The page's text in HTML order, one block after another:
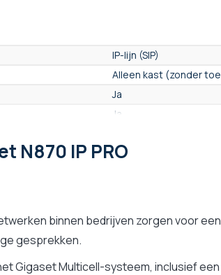
IP-lijn (SIP)
Alleen kast (zonder
Ja
Ja
Ja
N870 IP PRO
binnen bedrijven zorgen voor
gesprekken.
Gigaset Multicell-systeem, inclusief